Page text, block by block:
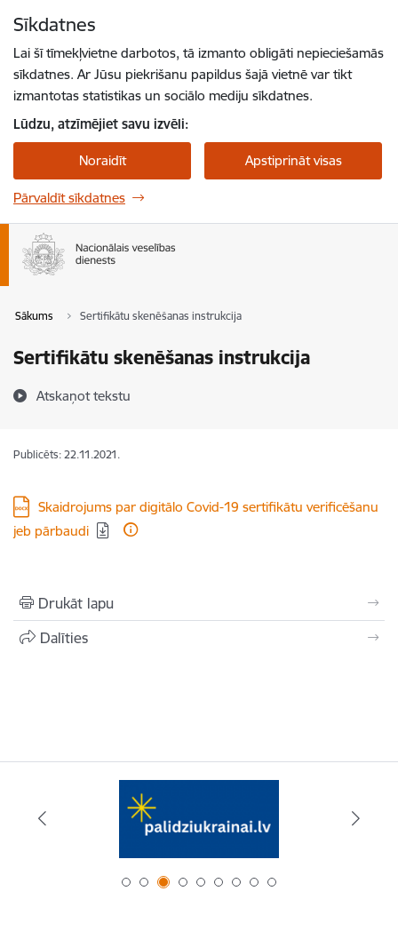
Sīkdatnes
Lai šī tīmekļvietne darbotos, tā izmanto obligāti nepieciešamās
sīkdatnes. Ar Jūsu piekrišanu papildus šajā vietnē var tikt
izmantotas statistikas un sociālo mediju sīkdatnes.
Lūdzu, atzīmējiet savu izvēli:
Noraidīt Apstiprināt visas
Pārvaldīt sīkdatnes
Sākums Sertifikātu skenēšanas instrukcija
Sertifikātu skenēšanas instrukcija
Atskaņot tekstu
Publicēts: 22.11.2021.
Lejupielādēt:
Skaidrojums par digitālo Covid-19 sertifikātu verificēšanu
jeb pārbaudi
Drukāt lapu
Dalīties